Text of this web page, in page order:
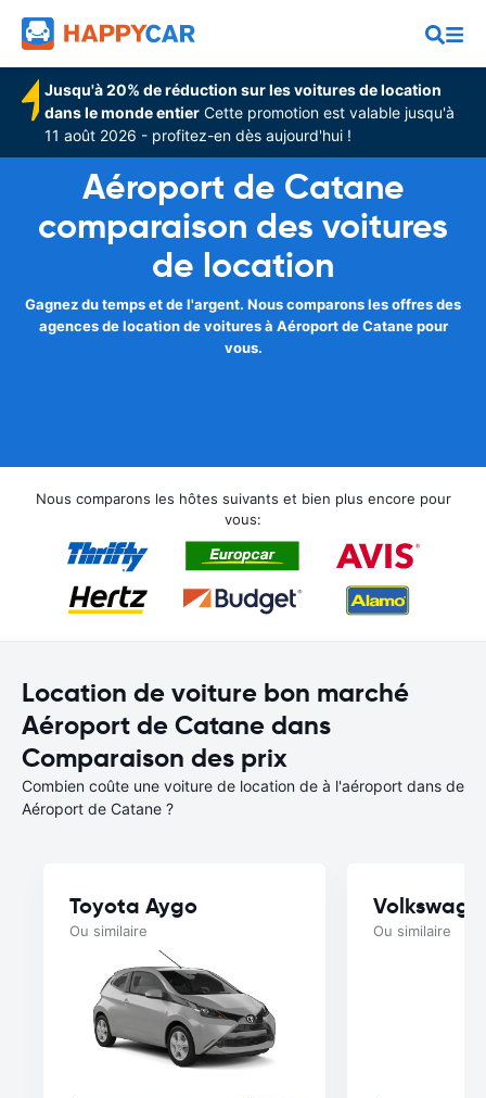
Jusqu'à 20% de réduction sur les voitures de location
dans le monde entier Cette promotion est valable jusqu'à
11 août 2026 - profitez-en dès aujourd'hui !
Aéroport de Catane
comparaison des voitures
de location
Gagnez du temps et de l'argent. Nous comparons les offres des
agences de location de voitures à Aéroport de Catane pour
vous.
Nous comparons les hôtes suivants et bien plus encore pour
vous:
Location de voiture bon marché
Aéroport de Catane dans
Comparaison des prix
Combien coûte une voiture de location de à l'aéroport dans de
Aéroport de Catane ?
Toyota Aygo
Ou similaire Ou similaire